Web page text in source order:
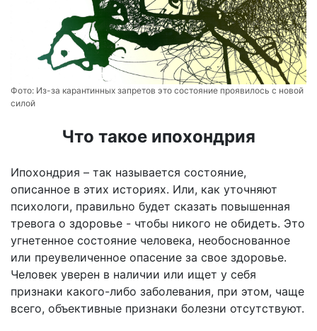
Фото: Из-за карантинных запретов это состояние проявилось с новой
силой
Что такое ипохондрия
Ипохондрия – так называется состояние,
описанное в этих историях. Или, как уточняют
психологи, правильно будет сказать повышенная
тревога о здоровье - чтобы никого не обидеть. Это
угнетенное состояние человека, необоснованное
или преувеличенное опасение за свое здоровье.
Человек уверен в наличии или ищет у себя
признаки какого-либо заболевания, при этом, чаще
всего, объективные признаки болезни отсутствуют.